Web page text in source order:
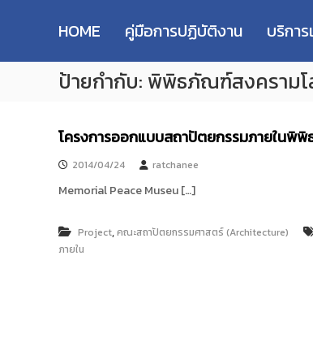
p
M
T
T
e
s
e
a
c
h
ห
วิ
ท
ย
ค
น
โ
HOME คู่มือการปฏิบัติงาน บริกา
ป้ายกำกับ: พิพิธภัณฑ์สงครามโ
โครงการออกแบบสถาปัตยกรรมภายในพิ
2014/04/24 ratchanee
Memorial Peace Museu […]
Project,คณะสถาปัตยกรรมศาสตร์ (Architecture)
ภายใน